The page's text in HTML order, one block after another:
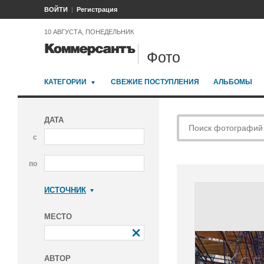
ВОЙТИ Регистрация
10 АВГУСТА, ПОНЕДЕЛЬНИК
Фото
КАТЕГОРИИ СВЕЖИЕ ПОСТУПЛЕНИЯ АЛЬБОМЫ
ДАТА
с
по
ИСТОЧНИК
МЕСТО
АВТОР